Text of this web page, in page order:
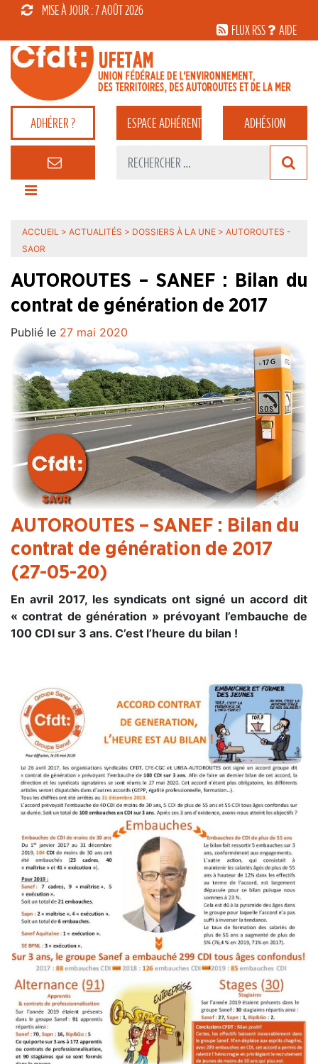
MISE À JOUR : 7 AOÛT 2026
FLUX RSS
AIDE
ADHÉRER ? ESPACEADHÉRENT ADHÉSION
ACCUEIL > ACTUALITÉS > DOSSIERS À LA UNE > AUTOROUTES -
SAOR
AUTOROUTES – SANEF : Bilan du
contrat de génération de 2017
Publié le 27 mai 2020
AUTOROUTES – SANEF : Bilan du
contrat de génération de 2017
(27-05-20)
En avril 2017, les syndicats ont signé un accord dit
« contrat de génération » prévoyant l’embauche de
100 CDI sur 3 ans. C’est l’heure du bilan !